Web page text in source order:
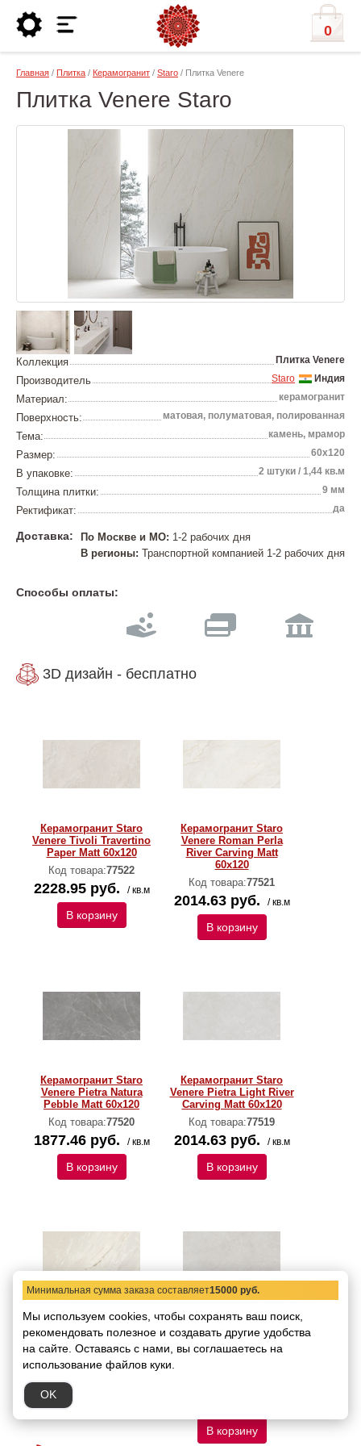
0
Главная / Плитка / Керамогранит / Staro / Плитка Venere
Плитка Venere Staro
Коллекция Плитка Venere
Производитель Индия
Staro
Материал: керамогранит
Поверхность: матовая, полуматовая, полированная
Тема: камень, мрамор
Размер: 60х120
В упаковке: 2 штуки / 1,44 кв.м
Толщина плитки: 9 мм
Ректификат: да
Доставка: По Москве и МО: 1-2 рабочих дня
В регионы: Транспортной компанией 1-2 рабочих дня
Способы оплаты:
3D дизайн - бесплатно
Керамогранит Staro
Venere Tivoli Travertino
Paper Matt 60x120
Код товара:77522
2228.95 руб. / кв.м
В корзину
Керамогранит Staro
Venere Roman Perla
River Carving Matt
60x120
Код товара:77521
2014.63 руб. / кв.м
В корзину
Керамогранит Staro
Venere Pietra Natura
Pebble Matt 60x120
Код товара:77520
1877.46 руб. / кв.м
В корзину
Керамогранит Staro
Venere Pietra Light River
Carving Matt 60x120
Код товара:77519
2014.63 руб. / кв.м
В корзину
Керамогранит Staro
Venere Palio Enchant
Paper Matt 60x120
Код товара:77518
2228.95 руб.
В корзину
Керамогранит Staro
Venere Marmoris Grey
River Carving Matt
60х120
В корзину
Минимальная сумма заказа составляет15000 руб.
Мы используем cookies, чтобы сохранять ваш поиск,
рекомендовать полезное и создавать другие удобства
на сайте. Оставаясь с нами, вы соглашаетесь на
использование файлов куки.
OK